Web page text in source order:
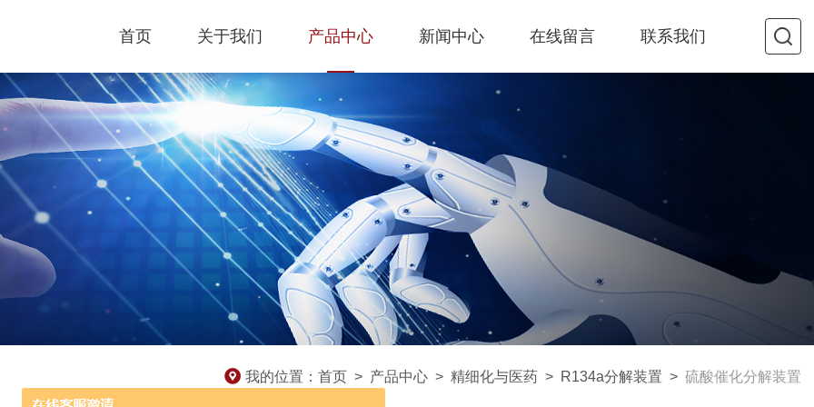
首页 关于我们 产品中心 新闻中心 在线留言 联系我们
我的位置： 首页 > 产品中心 > 精细化与医药 > R134a分解装置 > 硫酸催化分解装置